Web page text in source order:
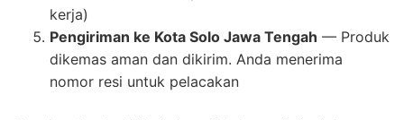
kerja)
Pengiriman ke Kota Solo Jawa Tengah — Produk
dikemas aman dan dikirim. Anda menerima
nomor resi untuk pelacakan